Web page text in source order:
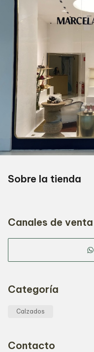
Sobre la tienda
Canales de venta
Categoría
Calzados
Contacto